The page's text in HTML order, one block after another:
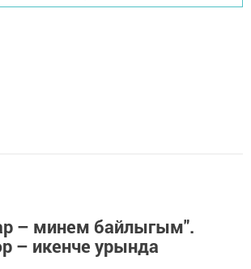
– минем байлыгым".
– икенче урында